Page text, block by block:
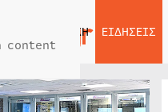
content
ΑΡΧΙΚΗ ΕΙΔΗΣΕΙΣ